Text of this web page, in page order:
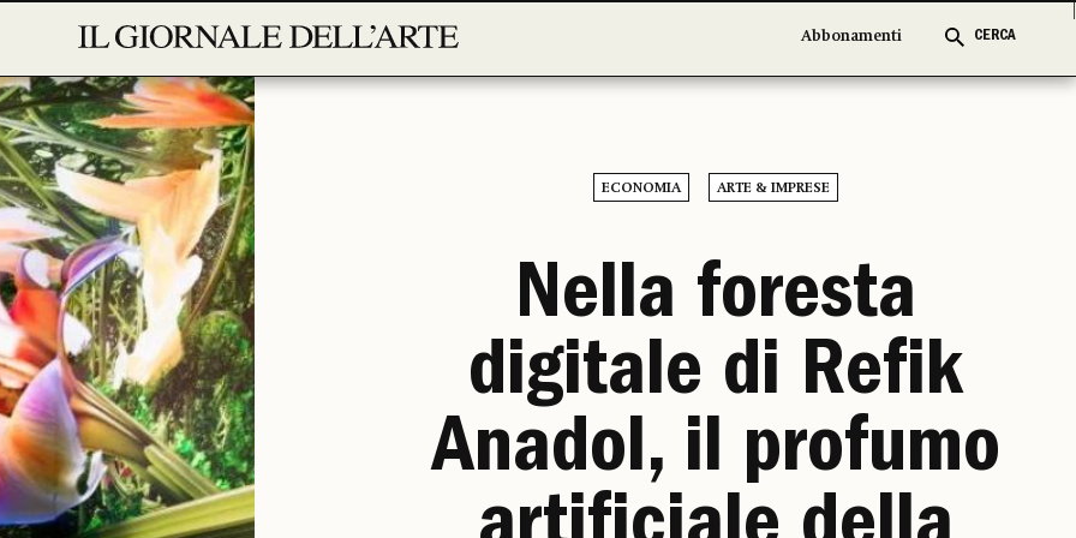
Abbonamenti CERCA
Abbonamenti CERCA
ECONOMIA ARTE & IMPRESE
Nella foresta
digitale di Refik
Anadol, il profumo